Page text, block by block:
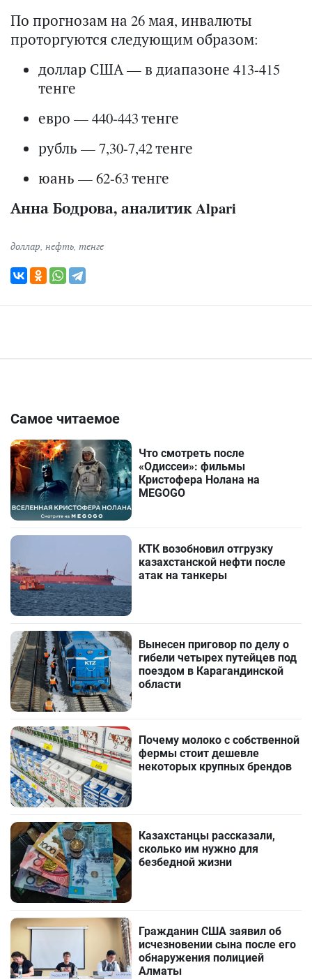
По прогнозам на 26 мая, инвалюты
проторгуются следующим образом:
доллар США — в диапазоне 413-415
тенге
евро — 440-443 тенге
рубль — 7,30-7,42 тенге
юань — 62-63 тенге
Анна Бодрова, аналитик Alpari
доллар, нефть, тенге
Самое читаемое
Что смотреть после
«Одиссеи»: фильмы
Кристофера Нолана на
MEGOGO
КТК возобновил отгрузку
казахстанской нефти после
атак на танкеры
Вынесен приговор по делу о
гибели четырех путейцев под
поездом в Карагандинской
области
Почему молоко с собственной
фермы стоит дешевле
некоторых крупных брендов
Казахстанцы рассказали,
сколько им нужно для
безбедной жизни
Гражданин США заявил об
исчезновении сына после его
обнаружения полицией
Алматы